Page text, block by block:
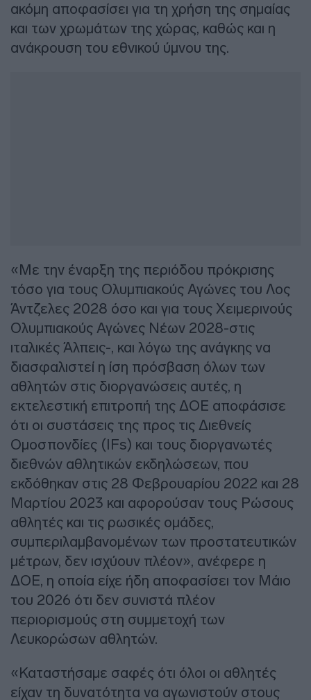
ακόμη αποφασίσει για τη χρήση της σημαίας
και των χρωμάτων της χώρας, καθώς και η
ανάκρουση του εθνικού ύμνου της.
«Με την έναρξη της περιόδου πρόκρισης
τόσο για τους Ολυμπιακούς Αγώνες του Λος
Άντζελες 2028 όσο και για τους Χειμερινούς
Ολυμπιακούς Αγώνες Νέων 2028-στις
ιταλικές Άλπεις-, και λόγω της ανάγκης να
διασφαλιστεί η ίση πρόσβαση όλων των
αθλητών στις διοργανώσεις αυτές, η
εκτελεστική επιτροπή της ΔΟΕ αποφάσισε
ότι οι συστάσεις της προς τις Διεθνείς
Ομοσπονδίες (IFs) και τους διοργανωτές
διεθνών αθλητικών εκδηλώσεων, που
εκδόθηκαν στις 28 Φεβρουαρίου 2022 και 28
Μαρτίου 2023 και αφορούσαν τους Ρώσους
αθλητές και τις ρωσικές ομάδες,
συμπεριλαμβανομένων των προστατευτικών
μέτρων, δεν ισχύουν πλέον», ανέφερε η
ΔΟΕ, η οποία είχε ήδη αποφασίσει τον Μάιο
του 2026 ότι δεν συνιστά πλέον
περιορισμούς στη συμμετοχή των
Λευκορώσων αθλητών.
«Καταστήσαμε σαφές ότι όλοι οι αθλητές
είχαν τη δυνατότητα να αγωνιστούν στους